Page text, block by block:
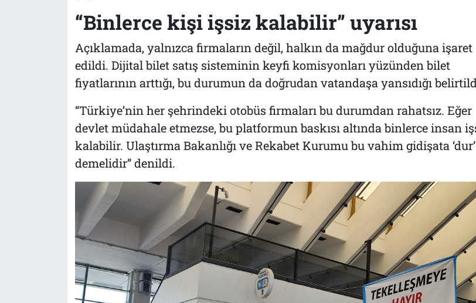
“Binlerce kişi işsiz kalabilir” uyarısı
Açıklamada, yalnızca firmaların değil, halkın da mağdur olduğuna işaret
edildi. Dijital bilet satış sisteminin keyfi komisyonları yüzünden bilet
fiyatlarının arttığı, bu durumun da doğrudan vatandaşa yansıdığı
“Türkiye’nin her şehrindeki otobüs firmaları bu durumdan rahatsız. Eğer
devlet müdahale etmezse, bu platformun baskısı altında binlerce insan
kalabilir. Ulaştırma Bakanlığı ve Rekabet Kurumu bu vahim gidişata ‘dur’
demelidir” denildi.